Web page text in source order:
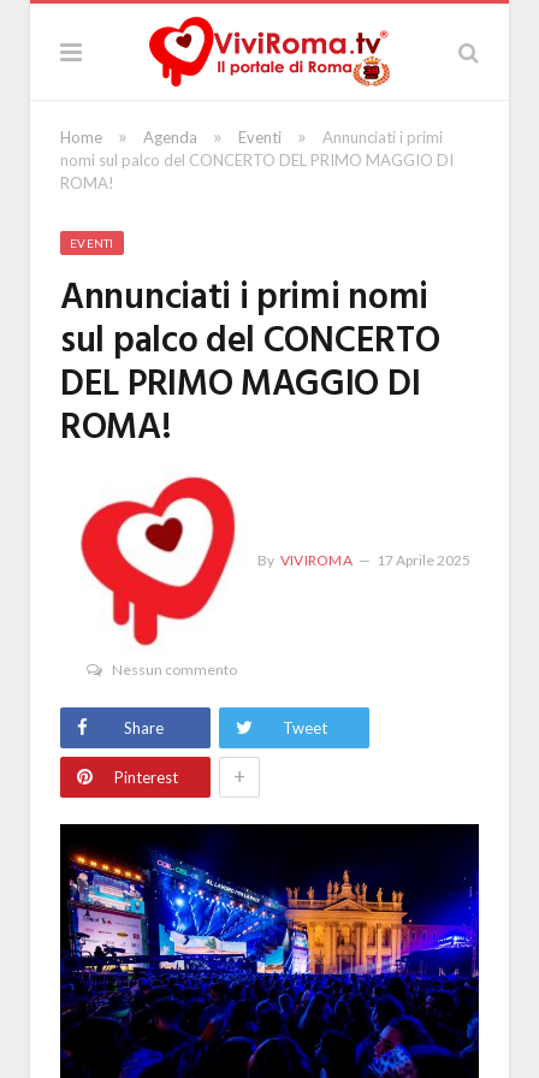
Home » Agenda » Eventi »
Annunciati i primi
nomi sul palco del CONCERTO DEL PRIMO MAGGIO DI
ROMA!
EVENTI
Annunciati i primi nomi
sul palco del CONCERTO
DEL PRIMO MAGGIO DI
ROMA!
By VIVIROMA 17 Aprile 2025
Nessun commento
Share Tweet
Pinterest +